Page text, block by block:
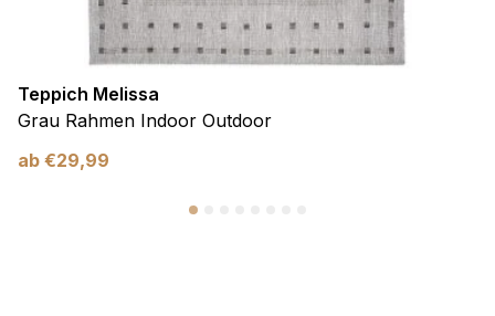
Teppich Melissa
Grau Rahmen Indoor Outdoor
ab €29,99